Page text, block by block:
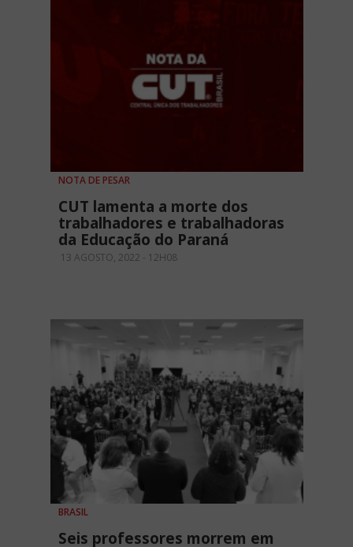
NOTA DE PESAR
CUT lamenta a morte dos
trabalhadores e trabalhadoras
da Educação do Paraná
13 AGOSTO, 2022 - 12H08
BRASIL
Seis professores morrem em